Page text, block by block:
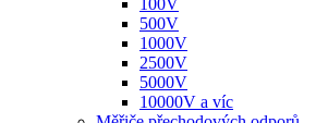
500V
1000V
2500V
5000V
10000V a víc